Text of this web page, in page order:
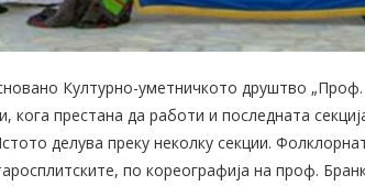
Културно-уметничкото друштво
кога престана да работи и последната
делува преку неколку секции.
по кореографија на проф.